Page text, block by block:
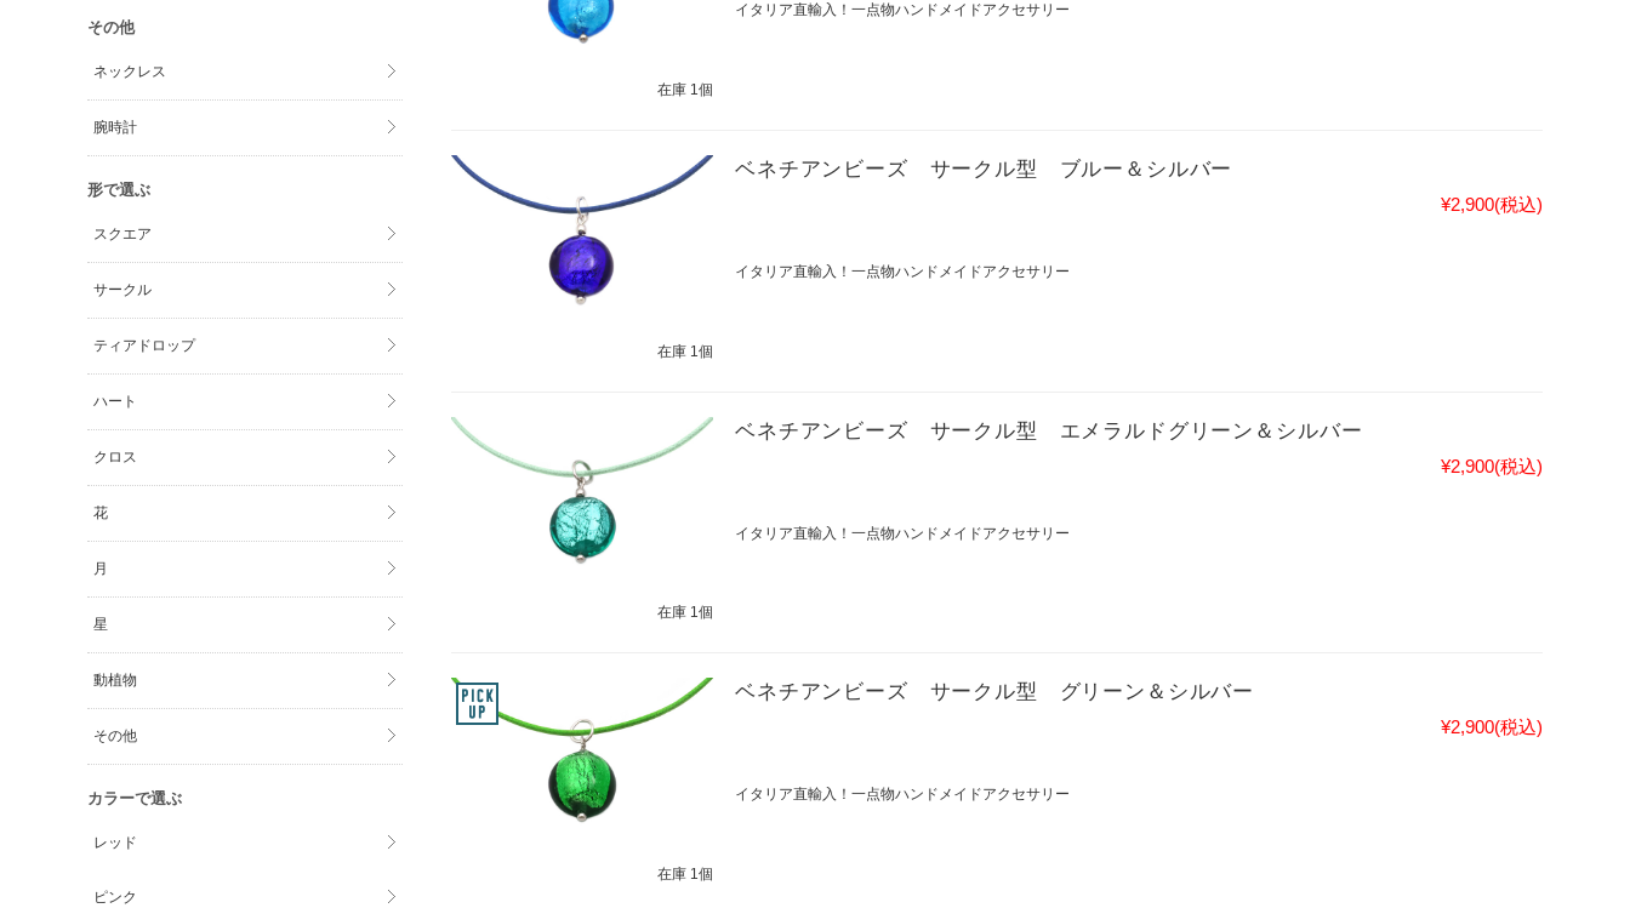
在庫 1個
イタリア直輸入！一点物ハンドメイドアクセサリー
在庫 1個
ベネチアンビーズ サークル型 ブルー＆シルバー
¥2,900(税込)
イタリア直輸入！一点物ハンドメイドアクセサリー
在庫 1個
ベネチアンビーズ サークル型 エメラルドグリーン＆シルバー
¥2,900(税込)
イタリア直輸入！一点物ハンドメイドアクセサリー
在庫 1個
ベネチアンビーズ サークル型 グリーン＆シルバー
¥2,900(税込)
イタリア直輸入！一点物ハンドメイドアクセサリー
その他
ネックレス
腕時計
形で選ぶ
スクエア
サークル
ティアドロップ
ハート
クロス
花
月
星
動植物
その他
カラーで選ぶ
レッド
ピンク